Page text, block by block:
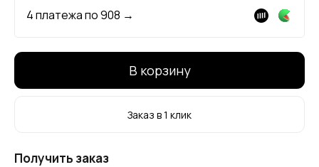
4 платежа по908 →
В корзину
Заказ в 1 клик
Получить заказ